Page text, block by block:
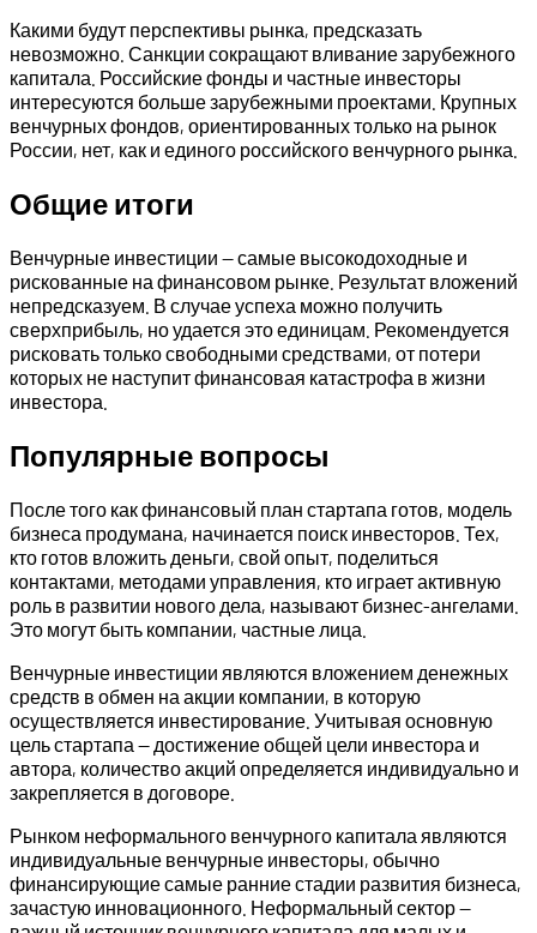
Какими будут перспективы рынка, предсказать
невозможно. Санкции сокращают вливание зарубежного
капитала. Российские фонды и частные инвесторы
интересуются больше зарубежными проектами. Крупных
венчурных фондов, ориентированных только на рынок
России, нет, как и единого российского венчурного рынка.
Общие итоги
Венчурные инвестиции — самые высокодоходные и
рискованные на финансовом рынке. Результат вложений
непредсказуем. В случае успеха можно получить
сверхприбыль, но удается это единицам. Рекомендуется
рисковать только свободными средствами, от потери
которых не наступит финансовая катастрофа в жизни
инвестора.
Популярные вопросы
После того как финансовый план стартапа готов, модель
бизнеса продумана, начинается поиск инвесторов. Тех,
кто готов вложить деньги, свой опыт, поделиться
контактами, методами управления, кто играет активную
роль в развитии нового дела, называют бизнес-ангелами.
Это могут быть компании, частные лица.
Венчурные инвестиции являются вложением денежных
средств в обмен на акции компании, в которую
осуществляется инвестирование. Учитывая основную
цель стартапа — достижение общей цели инвестора и
автора, количество акций определяется индивидуально и
закрепляется в договоре.
Рынком неформального венчурного капитала являются
индивидуальные венчурные инвесторы, обычно
финансирующие самые ранние стадии развития бизнеса,
зачастую инновационного. Неформальный сектор —